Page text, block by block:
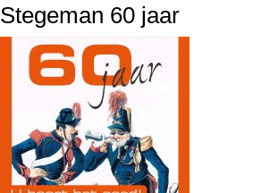
Stegeman 60 jaar